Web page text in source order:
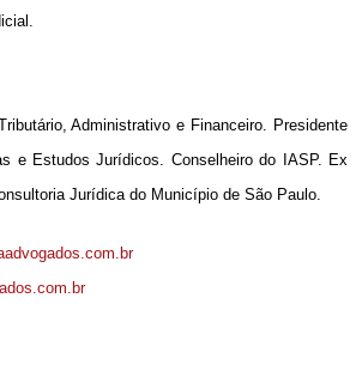
Administrativo e Financeiro. Presidente
e Estudos Jurídicos. Conselheiro do IASP. Ex
Jurídica do Município de São Paulo.